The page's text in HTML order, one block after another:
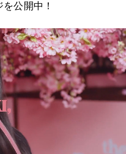
公開中！